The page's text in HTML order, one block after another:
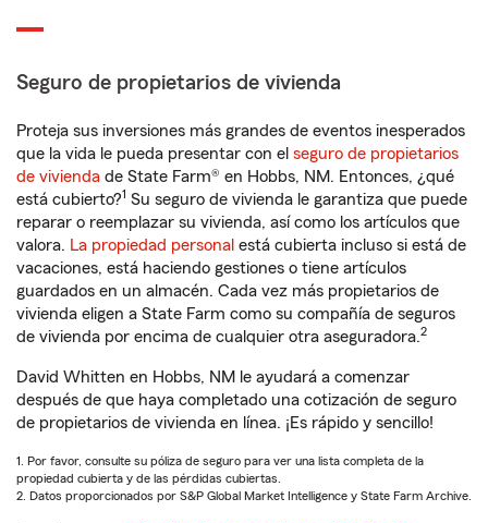
Seguro de propietarios de vivienda
Proteja sus inversiones más grandes de eventos inesperados
que la vida le pueda presentar con el seguro de propietarios
de vivienda de State Farm® en Hobbs, NM. Entonces, ¿qué
está cubierto?1 Su seguro de vivienda le garantiza que puede
reparar o reemplazar su vivienda, así como los artículos que
valora. La propiedad personal está cubierta incluso si está de
vacaciones, está haciendo gestiones o tiene artículos
guardados en un almacén. Cada vez más propietarios de
vivienda eligen a State Farm como su compañía de seguros
de vivienda por encima de cualquier otra aseguradora.2
David Whitten en Hobbs, NM le ayudará a comenzar
después de que haya completado una cotización de seguro
de propietarios de vivienda en línea. ¡Es rápido y sencillo!
1. Por favor, consulte su póliza de seguro para ver una lista completa de la
propiedad cubierta y de las pérdidas cubiertas.
2. Datos proporcionados por S&P Global Market Intelligence y State Farm Archive.